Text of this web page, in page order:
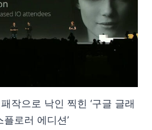
작으로 낙인 찍힌 ‘구글 글래
플로러 에디션’